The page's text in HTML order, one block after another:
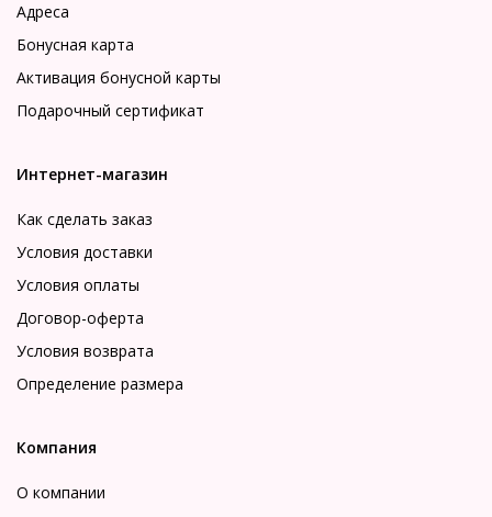
Адреса
Бонусная карта
Активация бонусной карты
Подарочный сертификат
Интернет-магазин
Как сделать заказ
Условия доставки
Условия оплаты
Договор-оферта
Условия возврата
Определение размера
Компания
О компании